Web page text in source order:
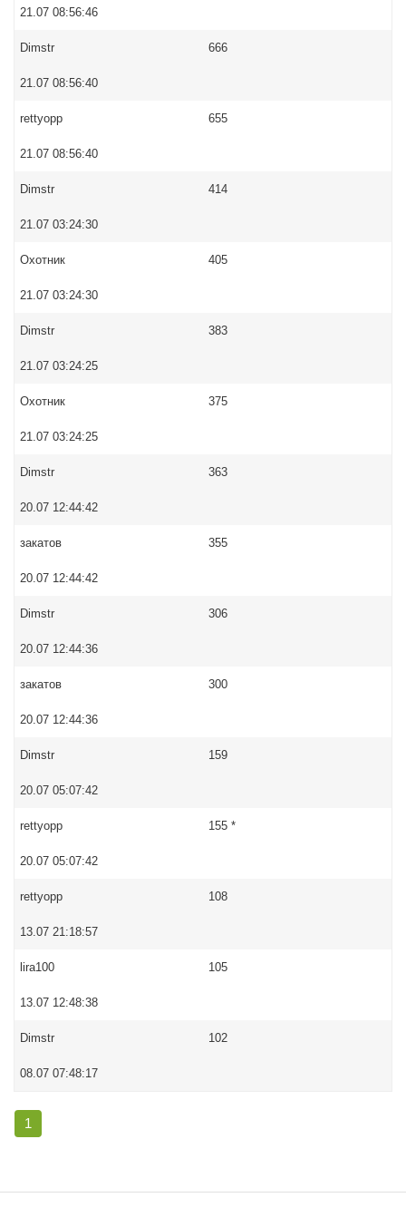
21.07 08:56:46
Dimstr 666
21.07 08:56:40
rettyopp 655
21.07 08:56:40
Dimstr 414
21.07 03:24:30
Охотник 405
21.07 03:24:30
Dimstr 383
21.07 03:24:25
Охотник 375
21.07 03:24:25
Dimstr 363
20.07 12:44:42
закатов 355
20.07 12:44:42
Dimstr 306
20.07 12:44:36
закатов 300
20.07 12:44:36
Dimstr 159
20.07 05:07:42
rettyopp 155 *
20.07 05:07:42
rettyopp 108
13.07 21:18:57
lira100 105
13.07 12:48:38
Dimstr 102
08.07 07:48:17
1